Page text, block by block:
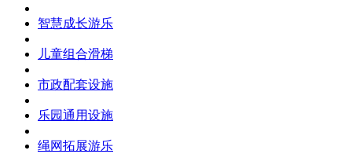
智慧成长游乐
儿童组合滑梯
市政配套设施
乐园通用设施
绳网拓展游乐